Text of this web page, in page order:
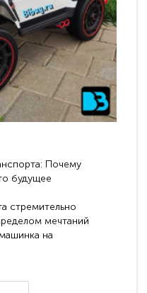
Почему
будущее
стремительно
мечтаний
на